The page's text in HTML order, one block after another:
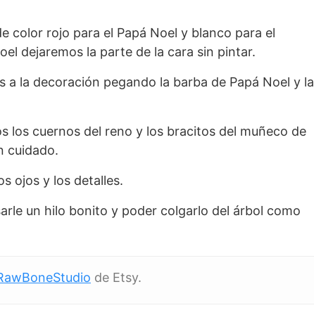
color rojo para el Papá Noel y blanco para el
dejaremos la parte de la cara sin pintar.
a la decoración pegando la barba de Papá Noel y la
los cuernos del reno y los bracitos del muñeco de
cuidado.
ojos y los detalles.
un hilo bonito y poder colgarlo del árbol como
de Etsy.